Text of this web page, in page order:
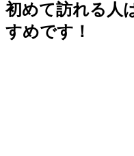
初めて訪れる人
すめです！